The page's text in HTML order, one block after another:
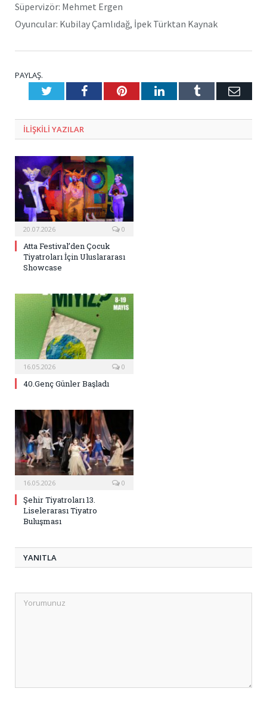
Süpervizör: Mehmet Ergen
Oyuncular: Kubilay Çamlıdağ, İpek Türktan Kaynak
PAYLAŞ.
TwitterFacebookPinterestLinkedInTumblr E-
ILIŞKILI YAZILAR
20.07.2026 0
Atta Festival’den Çocuk
Tiyatroları İçin Uluslararası
Showcase
16.05.2026 0
40.Genç Günler Başladı
16.05.2026 0
Şehir Tiyatroları 13.
Liselerarası Tiyatro
Buluşması
YANITLA